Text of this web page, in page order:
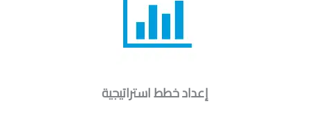
إعداد خطط استراتيجية